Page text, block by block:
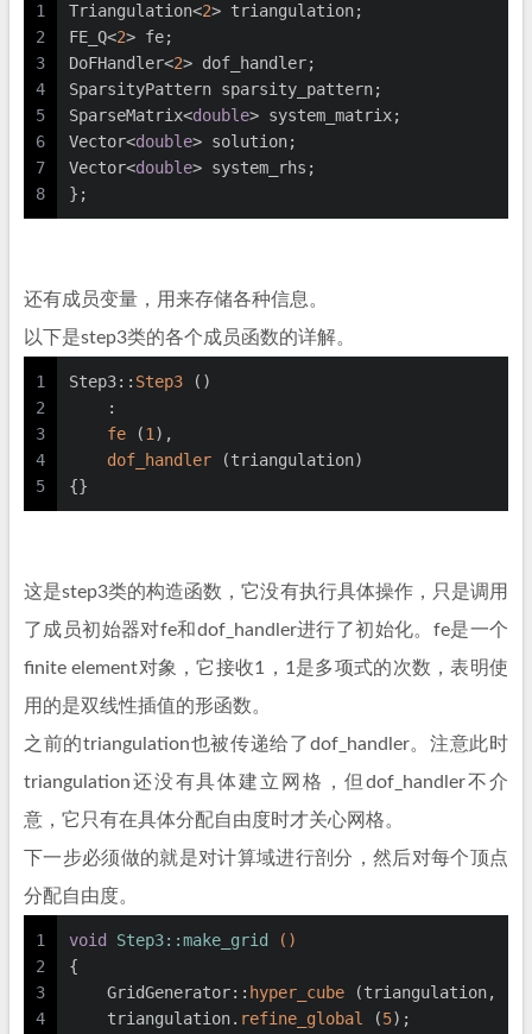
1
2
3
4
5
6
7
8
Triangulation<2> triangulation;
FE_Q<2> fe;
DoFHandler<2> dof_handler;
SparsityPattern sparsity_pattern;
SparseMatrix<double> system_matrix;
Vector<double> solution;
Vector<double> system_rhs;
};
还有成员变量，用来存储各种信息。
以下是step3类的各个成员函数的详解。
1
2
3
4
5
Step3:: Step3 ()
    :
fe (1),
dof_handler (triangulation)
{}
这是step3类的构造函数，它没有执行具体操作，只是调用
了成员初始器对fe和dof_handler进行了初始化。fe是一个
finite element对象，它接收1，1是多项式的次数，表明使
用的是双线性插值的形函数。
之前的triangulation也被传递给了dof_handler。注意此时
triangulation还没有具体建立网格，但dof_handler不介
意，它只有在具体分配自由度时才关心网格。
下一步必须做的就是对计算域进行剖分，然后对每个顶点
分配自由度。
1
2
3
4
void Step3::make_grid
()
{
    GridGenerator::
hyper_cube (triangulation,
    triangulation.
refine_global (5);